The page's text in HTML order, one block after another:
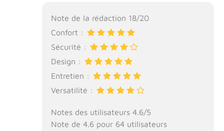
Note de la rédaction 18/20
Confort :
Sécurité :
Design :
Entretien :
Versatilité :
Notes des utilisateurs 4.6/5
Note de 4.6 pour 64 utilisateurs